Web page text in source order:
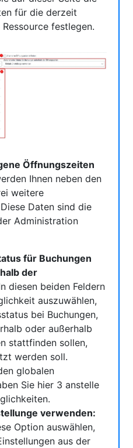
für die derzeit
festlegen.
Öffnungszeiten
Ihnen neben den
weitere
Daten sind die
Administration
für Buchungen
der
diesen beiden Feldern
auszuwählen,
bei Buchungen,
oder außerhalb
stattfinden sollen,
werden soll.
globalen
Sie hier 3 anstelle
verwenden:
Option auswählen,
aus der